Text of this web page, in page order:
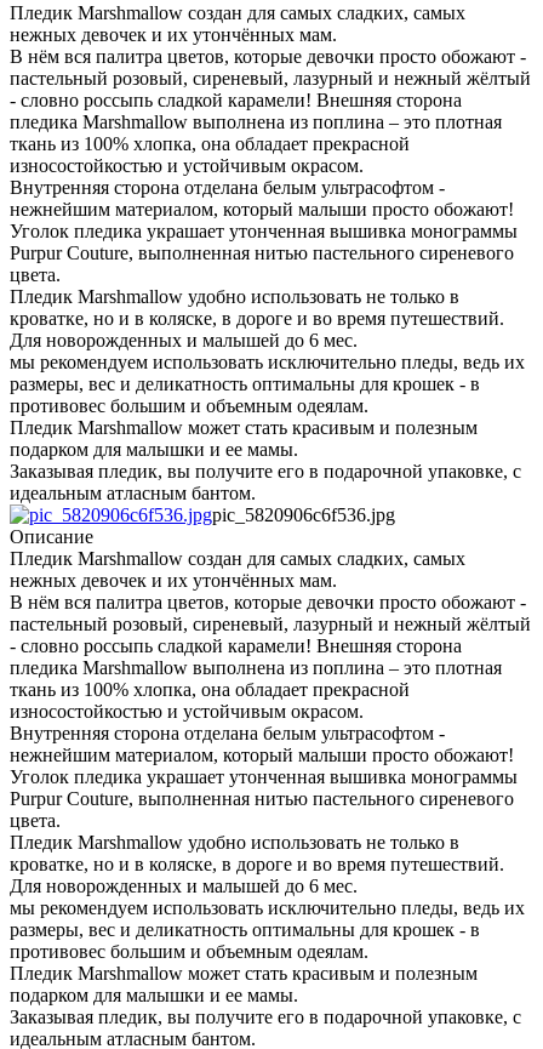
Пледик Marshmallow создан для самых сладких, самых
нежных девочек и их утончённых мам.
В нём вся палитра цветов, которые девочки просто обожают -
пастельный розовый, сиреневый, лазурный и нежный жёлтый
- словно россыпь сладкой карамели! Внешняя сторона
пледика Marshmallow выполнена из поплина – это плотная
ткань из 100% хлопка, она обладает прекрасной
износостойкостью и устойчивым окрасом.
Внутренняя сторона отделана белым ультрасофтом -
нежнейшим материалом, который малыши просто обожают!
Уголок пледика украшает утонченная вышивка монограммы
Purpur Couture, выполненная нитью пастельного сиреневого
цвета.
Пледик Marshmallow удобно использовать не только в
кроватке, но и в коляске, в дороге и во время путешествий.
Для новорожденных и малышей до 6 мес.
мы рекомендуем использовать исключительно пледы, ведь их
размеры, вес и деликатность оптимальны для крошек - в
противовес большим и объемным одеялам.
Пледик Marshmallow может стать красивым и полезным
подарком для малышки и ее мамы.
Заказывая пледик, вы получите его в подарочной упаковке, с
идеальным атласным бантом.
pic_5820906c6f536.jpg
Описание
Пледик Marshmallow создан для самых сладких, самых
нежных девочек и их утончённых мам.
В нём вся палитра цветов, которые девочки просто обожают -
пастельный розовый, сиреневый, лазурный и нежный жёлтый
- словно россыпь сладкой карамели! Внешняя сторона
пледика Marshmallow выполнена из поплина – это плотная
ткань из 100% хлопка, она обладает прекрасной
износостойкостью и устойчивым окрасом.
Внутренняя сторона отделана белым ультрасофтом -
нежнейшим материалом, который малыши просто обожают!
Уголок пледика украшает утонченная вышивка монограммы
Purpur Couture, выполненная нитью пастельного сиреневого
цвета.
Пледик Marshmallow удобно использовать не только в
кроватке, но и в коляске, в дороге и во время путешествий.
Для новорожденных и малышей до 6 мес.
мы рекомендуем использовать исключительно пледы, ведь их
размеры, вес и деликатность оптимальны для крошек - в
противовес большим и объемным одеялам.
Пледик Marshmallow может стать красивым и полезным
подарком для малышки и ее мамы.
Заказывая пледик, вы получите его в подарочной упаковке, с
идеальным атласным бантом.